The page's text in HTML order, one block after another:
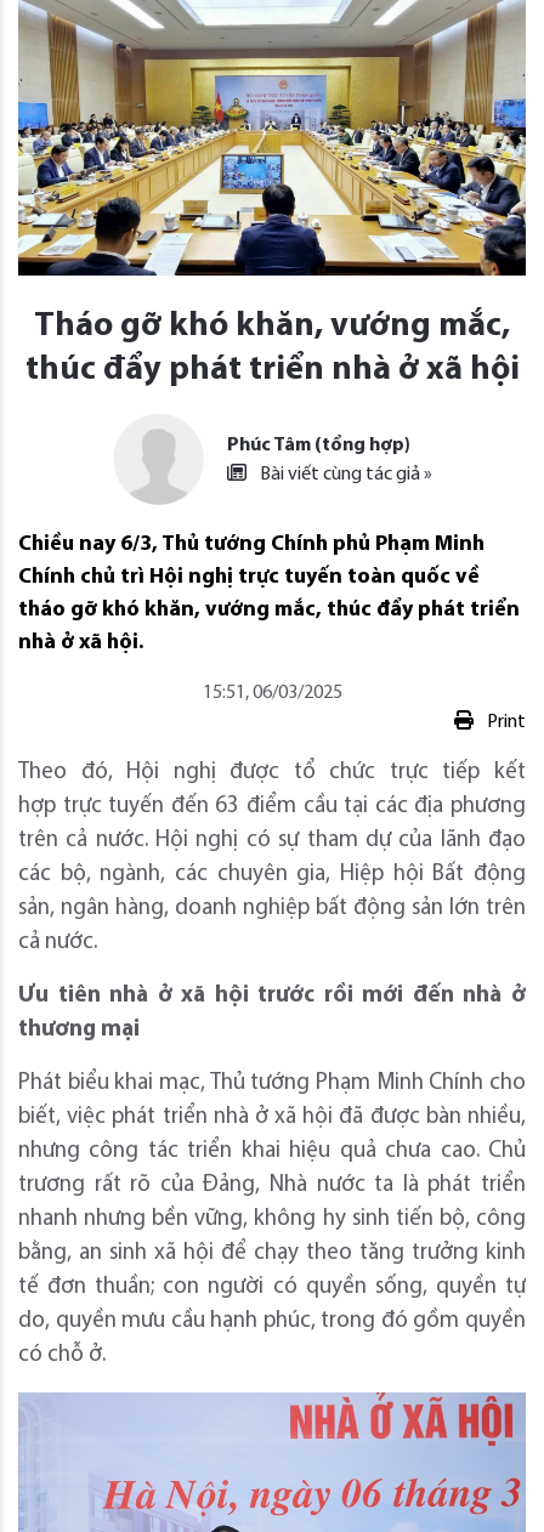
Tháo gỡ khó khăn, vướng mắc,
thúc đẩy phát triển nhà ở xã hội
Phúc Tâm (tổng hợp)
Bài viết cùng tác giả »
Chiều nay 6/3, Thủ tướng Chính phủ Phạm Minh
Chính chủ trì Hội nghị trực tuyến toàn quốc về
tháo gỡ khó khăn, vướng mắc, thúc đẩy phát triển
nhà ở xã hội.
15:51, 06/03/2025
Print
Theo đó, Hội nghị được tổ chức trực tiếp kết
hợp trực tuyến đến 63 điểm cầu tại các địa phương
trên cả nước. Hội nghị có sự tham dự của lãnh đạo
các bộ, ngành, các chuyên gia, Hiệp hội Bất động
sản, ngân hàng, doanh nghiệp bất động sản lớn trên
cả nước.
Ưu tiên nhà ở xã hội trước rồi mới đến nhà ở
thương mại
Phát biểu khai mạc, Thủ tướng Phạm Minh Chính cho
biết, việc phát triển nhà ở xã hội đã được bàn nhiều,
nhưng công tác triển khai hiệu quả chưa cao. Chủ
trương rất rõ của Đảng, Nhà nước ta là phát triển
nhanh nhưng bền vững, không hy sinh tiến bộ, công
bằng, an sinh xã hội để chạy theo tăng trưởng kinh
tế đơn thuần; con người có quyền sống, quyền tự
do, quyền mưu cầu hạnh phúc, trong đó gồm quyền
có chỗ ở.